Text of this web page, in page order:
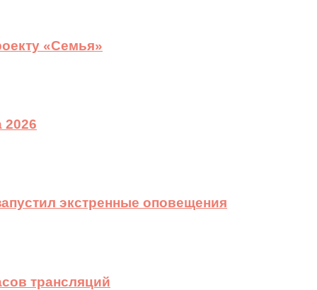
«Семья»
2026
экстренные оповещения
трансляций